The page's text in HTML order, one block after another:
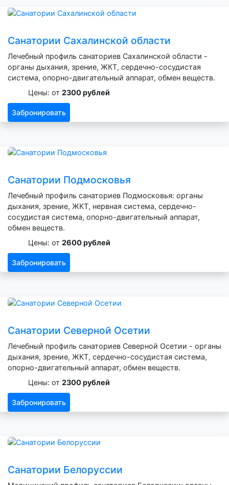
Санатории Сахалинской области
Лечебный профиль санаториев Сахалинской области -
органы дыхания, зрение, ЖКТ, сердечно-сосудистая
система, опорно-двигательный аппарат, обмен веществ.
Цены: от 2300 рублей
Забронировать
Санатории Подмосковья
Лечебный профиль санаториев Подмосковья: органы
дыхания, зрение, ЖКТ, нервная система, сердечно-
сосудистая система, опорно-двигательный аппарат,
обмен веществ.
Цены: от 2600 рублей
Забронировать
Санатории Северной Осетии
Лечебный профиль санаториев Северной Осетии - органы
дыхания, зрение, ЖКТ, сердечно-сосудистая система,
опорно-двигательный аппарат, обмен веществ.
Цены: от 2300 рублей
Забронировать
Санатории Белоруссии